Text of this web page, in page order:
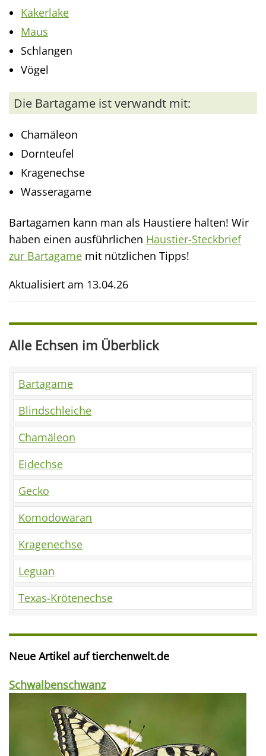
Kakerlake
Maus
Schlangen
Vögel
Die Bartagame ist verwandt mit:
Chamäleon
Dornteufel
Kragenechse
Wasseragame
Bartagamen kann man als Haustiere halten! Wir
haben einen ausführlichen Haustier-Steckbrief
zur Bartagame mit nützlichen Tipps!
Aktualisiert am 13.04.26
Alle Echsen im Überblick
Bartagame
Blindschleiche
Chamäleon
Eidechse
Gecko
Komodowaran
Kragenechse
Leguan
Texas-Krötenechse
Neue Artikel auf tierchenwelt.de
Schwalbenschwanz